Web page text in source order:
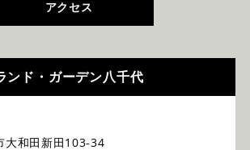
アクセス
ンド・ガーデン八千代
大和田新田103-34